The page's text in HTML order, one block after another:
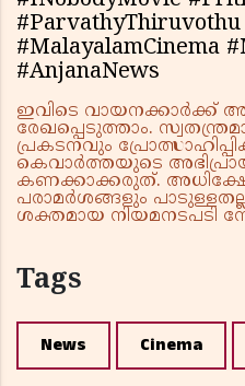
#ParvathyThiruvothu
#MalayalamCinema
#AnjanaNews
ഇവിടെ വായനക്കാർക്ക്
രേഖപ്പെടുത്താം.
പ്രകടനവും
കെവാർത്തയുടെ
കണക്കാക്കരുത്.
പരാമർശങ്ങളും
ശക്തമായ നിയമനടപടി
Tags
News Cinema